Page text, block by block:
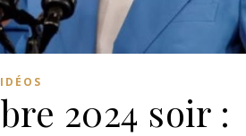
2024 soir :